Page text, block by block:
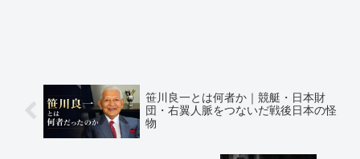
笹川良一とは何者か｜競艇・日本財
団・右翼人脈をつないだ戦後日本の怪
物